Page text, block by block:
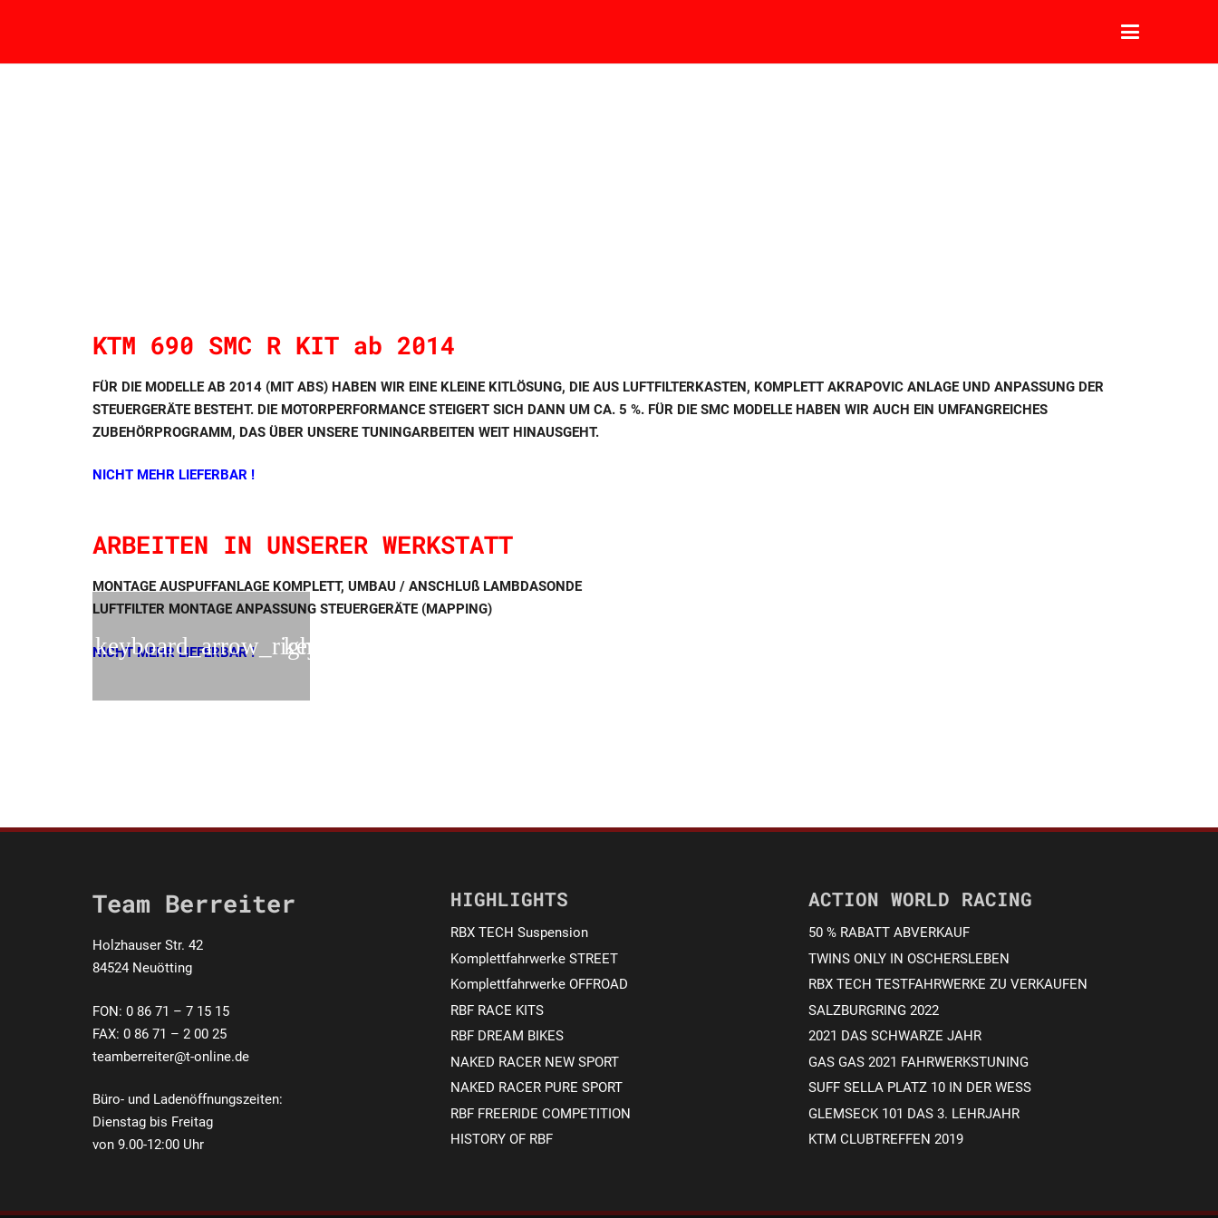
KTM 690 SMC R KIT ab 2014
FÜR DIE MODELLE AB 2014 (MIT ABS) HABEN WIR EINE KLEINE KITLÖSUNG, DIE AUS LUFTFILTERKASTEN, KOMPLETT AKRAPOVIC ANLAGE UND ANPASSUNG DER
STEUERGERÄTE BESTEHT. DIE MOTORPERFORMANCE STEIGERT SICH DANN UM CA. 5 %. FÜR DIE SMC MODELLE HABEN WIR AUCH EIN UMFANGREICHES
ZUBEHÖRPROGRAMM, DAS ÜBER UNSERE TUNINGARBEITEN WEIT HINAUSGEHT.
NICHT MEHR LIEFERBAR !
ARBEITEN IN UNSERER WERKSTATT
MONTAGE AUSPUFFANLAGE KOMPLETT, UMBAU / ANSCHLUß LAMBDASONDE
LUFTFILTER MONTAGE ANPASSUNG STEUERGERÄTE (MAPPING)
NICHT MEHR LIEFERBAR !
Team Berreiter
Holzhauser Str. 42
84524 Neuötting
FON: 0 86 71 – 7 15 15
FAX: 0 86 71 – 2 00 25
teamberreiter@t-online.de
Büro- und Ladenöffnungszeiten:
Dienstag bis Freitag
von 9.00-12:00 Uhr
HIGHLIGHTS
RBX TECH Suspension
Komplettfahrwerke STREET
Komplettfahrwerke OFFROAD
RBF RACE KITS
RBF DREAM BIKES
NAKED RACER NEW SPORT
NAKED RACER PURE SPORT
RBF FREERIDE COMPETITION
HISTORY OF RBF
ACTION WORLD RACING
50 % RABATT ABVERKAUF
TWINS ONLY IN OSCHERSLEBEN
RBX TECH TESTFAHRWERKE ZU VERKAUFEN
SALZBURGRING 2022
2021 DAS SCHWARZE JAHR
GAS GAS 2021 FAHRWERKSTUNING
SUFF SELLA PLATZ 10 IN DER WESS
GLEMSECK 101 DAS 3. LEHRJAHR
KTM CLUBTREFFEN 2019